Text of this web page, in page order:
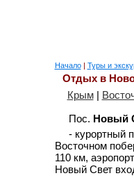
Начало| Туры и
Отдых в
Крым|
Пос. Новый
- курортный
Восточном
110 км,
Новый Свет